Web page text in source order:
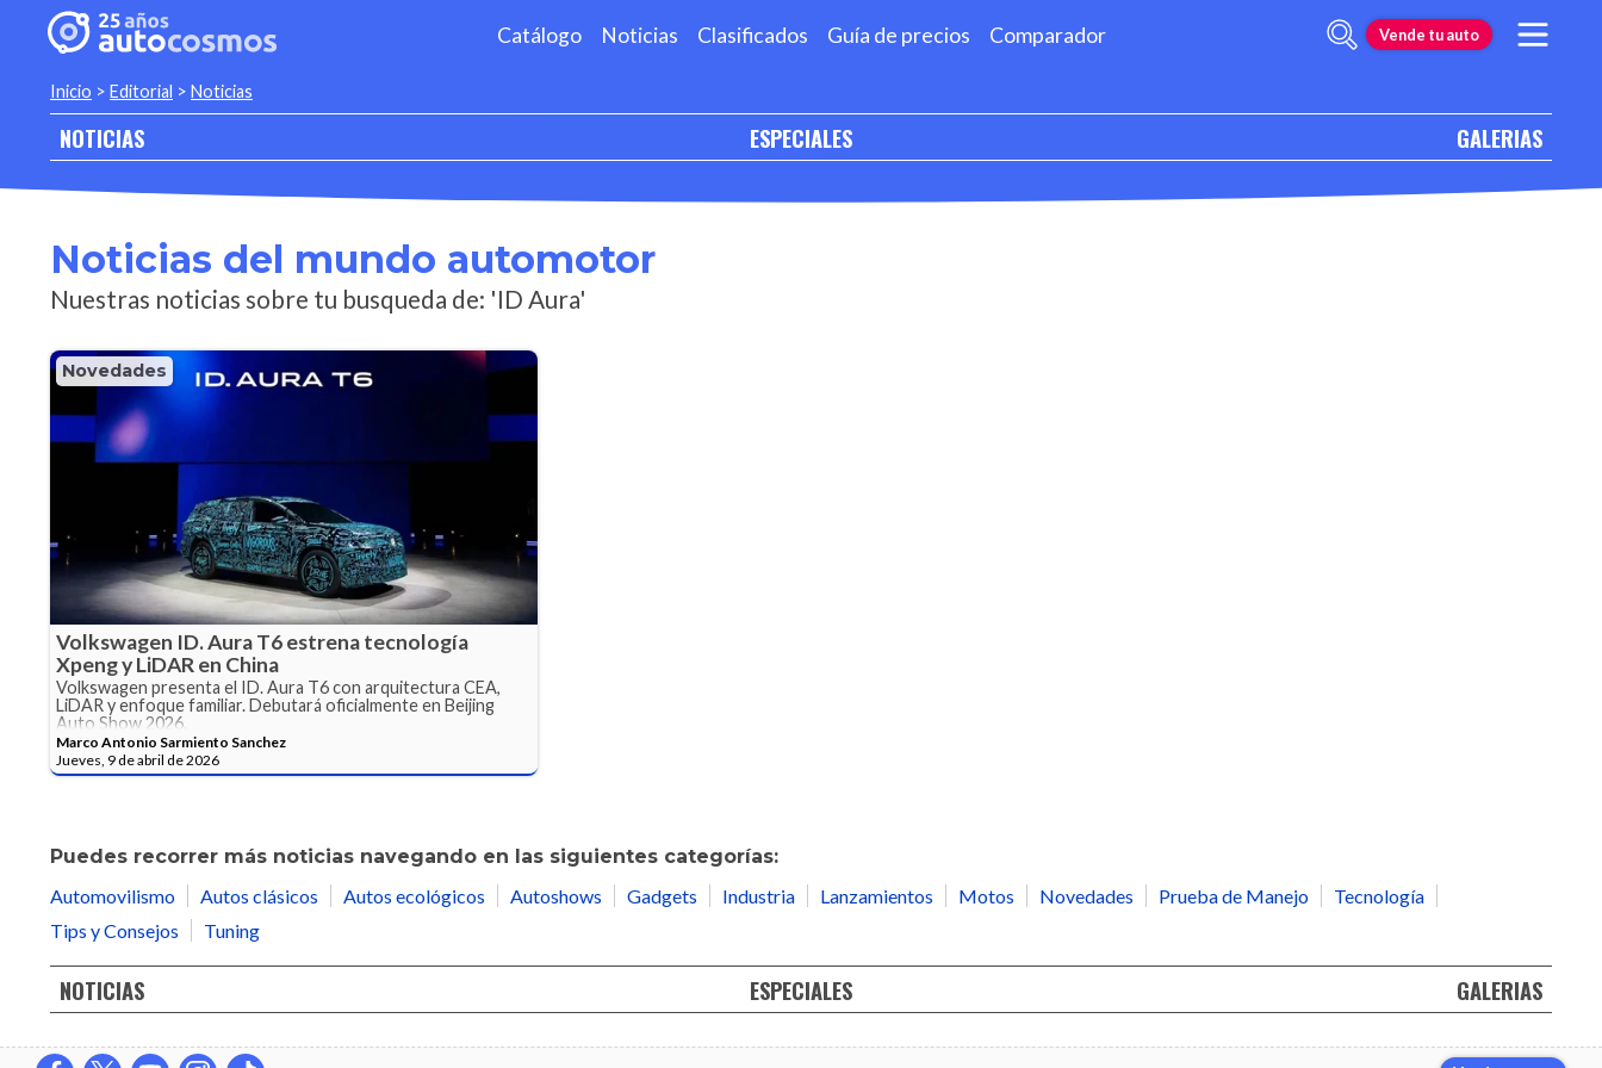
Catálogo Noticias Clasificados Guía de precios Comparador Vende tu auto
Inicio > Editorial > Noticias
NOTICIAS ESPECIALES GALERIAS
Noticias del mundo automotor
Nuestras noticias sobre tu busqueda de: 'ID Aura'
Novedades
Volkswagen ID. Aura T6 estrena tecnología
Xpeng y LiDAR en China
Volkswagen presenta el ID. Aura T6 con arquitectura CEA,
LiDAR y enfoque familiar. Debutará oficialmente en Beijing
Auto Show 2026.
Marco Antonio Sarmiento Sanchez
Jueves, 9 de abril de 2026
Puedes recorrer más noticias navegando en las siguientes categorías:
Automovilismo
Autos clásicos Autos ecológicos Autoshows Gadgets Industria Lanzamientos Motos Novedades Prueba de Manejo
Tecnología
Tips y Consejos
Tuning
NOTICIAS ESPECIALES GALERIAS